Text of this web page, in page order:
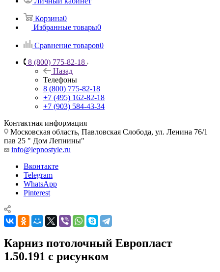
Корзина0
Избранные товары0
Сравнение товаров0
8 (800) 775-82-18
Назад
Телефоны
8 (800) 775-82-18
+7 (495) 162-82-18
+7 (903) 584-43-34
Контактная информация
Московская область, Павловская Слобода, ул. Ленина 76/1
пав 25 " Дом Лепнины"
info@lepnostyle.ru
Вконтакте
Telegram
WhatsApp
Pinterest
Карниз потолочный Европласт
1.50.191 с рисунком